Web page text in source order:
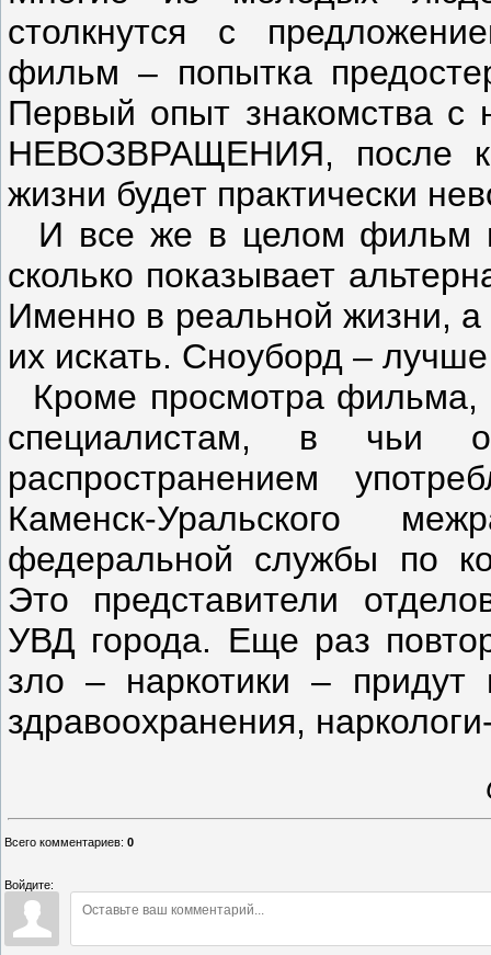
столкнутся с
фильм – попытка
Первый опыт знакомства с
НЕВОЗВРАЩЕНИЯ, после
жизни будет практически
И все же в целом фильм
сколько показывает
Именно в реальной жизни, а
их искать. Сноуборд –
Кроме просмотра фильма,
специалистам, в чьи
распространением
Каменск-Уральского
федеральной службы по
Это представители
УВД города. Еще раз
зло – наркотики – придут
здравоохранения,
Всего комментариев: 0
Войдите: